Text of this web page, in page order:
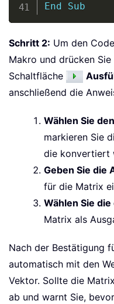
End
Sub
Schritt 2: Um den
Makro und drücken Sie
Schaltfläche
anschließend die
Wählen Sie
markieren Sie
die konvertiert
Geben Sie die
für die Matrix
Wählen Sie
Matrix als
Nach der Bestätigung
automatisch mit den
Vektor. Sollte die
ab und warnt Sie,